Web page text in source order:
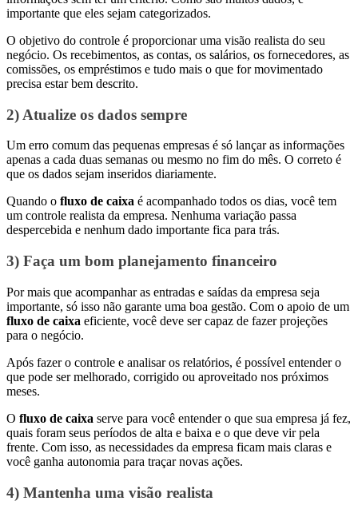
importante que eles sejam categorizados.
O objetivo do controle é proporcionar uma visão realista do seu
negócio. Os recebimentos, as contas, os salários, os fornecedores, as
comissões, os empréstimos e tudo mais o que for movimentado
precisa estar bem descrito.
2) Atualize os dados sempre
Um erro comum das pequenas empresas é só lançar as informações
apenas a cada duas semanas ou mesmo no fim do mês. O correto é
que os dados sejam inseridos diariamente.
Quando o fluxo de caixa é acompanhado todos os dias, você tem
um controle realista da empresa. Nenhuma variação passa
despercebida e nenhum dado importante fica para trás.
3) Faça um bom planejamento financeiro
Por mais que acompanhar as entradas e saídas da empresa seja
importante, só isso não garante uma boa gestão. Com o apoio de um
fluxo de caixa eficiente, você deve ser capaz de fazer projeções
para o negócio.
Após fazer o controle e analisar os relatórios, é possível entender o
que pode ser melhorado, corrigido ou aproveitado nos próximos
meses.
O fluxo de caixa serve para você entender o que sua empresa já fez,
quais foram seus períodos de alta e baixa e o que deve vir pela
frente. Com isso, as necessidades da empresa ficam mais claras e
você ganha autonomia para traçar novas ações.
4) Mantenha uma visão realista